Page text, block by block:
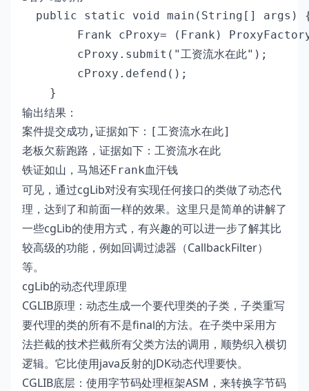
public static void main(String[] args)
Frank cProxy= (Frank)
        cProxy.submit("工资流水在此");
        cProxy.defend();
    }
输出结果：
案件提交成功,证据如下：[工资流水在此]
老板欠薪跑路，证据如下：工资流水在此
铁证如山，马旭还Frank血汗钱
可见，通过cgLib对没有实现任何接口的类做了动态代
理，达到了和前面一样的效果。这里只是简单的讲解了
一些cgLib的使用方式，有兴趣的可以进一步了解其比
较高级的功能，例如回调过滤器（CallbackFilter）
等。
cgLib的动态代理原理
CGLIB原理：动态生成一个要代理类的子类，子类重写
要代理的类的所有不是final的方法。在子类中采用方
法拦截的技术拦截所有父类方法的调用，顺势织入横切
逻辑。它比使用java反射的JDK动态代理要快。
CGLIB底层：使用字节码处理框架ASM，来转换字节码